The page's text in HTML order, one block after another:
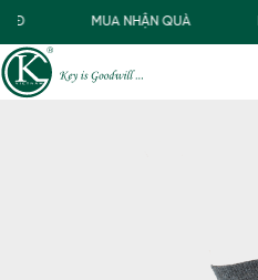
MUA NHẬN QUÀ